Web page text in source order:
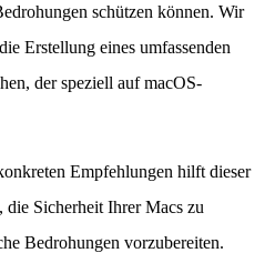
schützen können. Wir
Erstellung eines umfassenden
der speziell auf macOS-
Empfehlungen hilft dieser
Sicherheit Ihrer Macs zu
Bedrohungen vorzubereiten.